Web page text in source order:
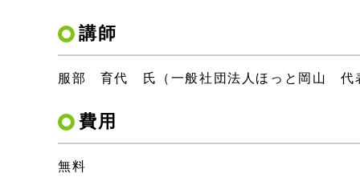
講師
服部 育代 氏（一般社団法人ほっと岡山 代
費用
無料